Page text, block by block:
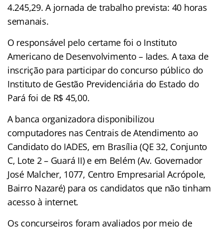
4.245,29. A jornada de trabalho prevista: 40 horas
semanais.
O responsável pelo certame foi o Instituto
Americano de Desenvolvimento – Iades. A taxa de
inscrição para participar do concurso público do
Instituto de Gestão Previdenciária do Estado do
Pará foi de R$ 45,00.
A banca organizadora disponibilizou
computadores nas Centrais de Atendimento ao
Candidato do IADES, em Brasília (QE 32, Conjunto
C, Lote 2 – Guará II) e em Belém (Av. Governador
José Malcher, 1077, Centro Empresarial Acrópole,
Bairro Nazaré) para os candidatos que não tinham
acesso à internet.
Os concurseiros foram avaliados por meio de